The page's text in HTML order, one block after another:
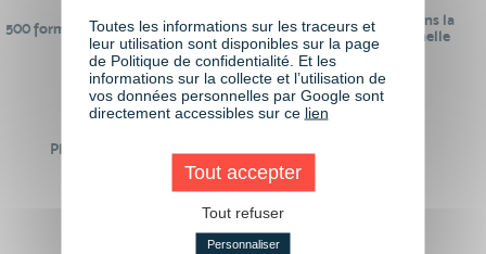
500 formations pour se préparer au
monde de demain
24 ans d'expérience dans la
formation professionnelle
Plus de 50 formations
Des intervenants
Toutes les informations sur les traceurs et
leur utilisation sont disponibles sur la page
de Politique de confidentialité. Et les
informations sur la collecte et l’utilisation de
vos données personnelles par Google sont
directement accessibles sur ce lien
Tout accepter
Tout refuser
Personnaliser